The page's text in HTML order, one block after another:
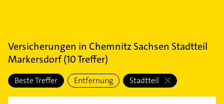
Versicherungen in Chemnitz Sachsen Stadtteil
Markersdorf(10Treffer)
Beste Treffer Entfernung Stadtteil